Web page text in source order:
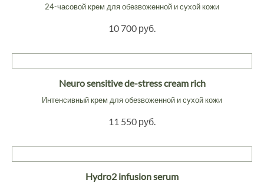
24-часовой крем для обезвоженной и сухой кожи
10 700 руб.
Neuro sensitive de-stress cream rich
Интенсивный крем для обезвоженной и сухой кожи
11 550 руб.
Hydro2 infusion serum